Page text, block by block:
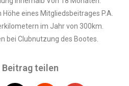
eines Mitgliedsbeitrages P.A.
im Jahr von 300km.
bei Clubnutzung des Bootes.
Beitrag teilen